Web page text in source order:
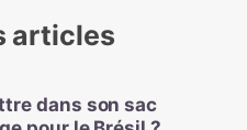
articles
dans son sac